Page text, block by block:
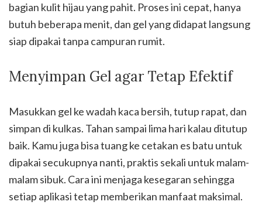
bagian kulit hijau yang pahit. Proses ini cepat, hanya
butuh beberapa menit, dan gel yang didapat langsung
siap dipakai tanpa campuran rumit.
Menyimpan Gel agar Tetap Efektif
Masukkan gel ke wadah kaca bersih, tutup rapat, dan
simpan di kulkas. Tahan sampai lima hari kalau ditutup
baik. Kamu juga bisa tuang ke cetakan es batu untuk
dipakai secukupnya nanti, praktis sekali untuk malam-
malam sibuk. Cara ini menjaga kesegaran sehingga
setiap aplikasi tetap memberikan manfaat maksimal.